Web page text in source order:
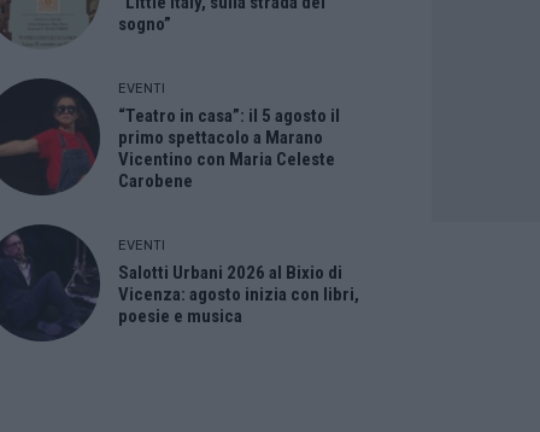
sogno”
EVENTI
“Teatro in casa”: il 5 agosto il
primo spettacolo a Marano
Vicentino con Maria Celeste
Carobene
EVENTI
Salotti Urbani 2026 al Bixio di
Vicenza: agosto inizia con libri,
poesie e musica